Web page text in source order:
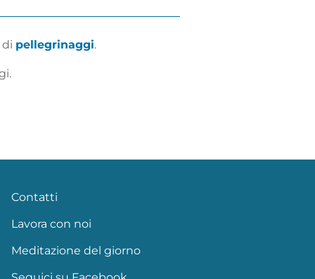
pellegrinaggi.
Contatti
Lavora con noi
Meditazione del giorno